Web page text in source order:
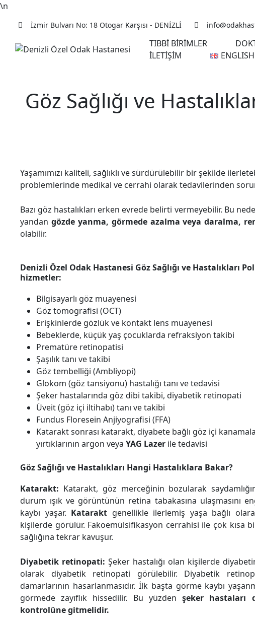
\n
İzmir Bulvarı No: 18 Otogar Karşısı - DENİZLİ
TIBBİ BİRİMLER
İLETİŞİM
ENGLISH
Göz Sağlığı ve
Yaşamımızı kaliteli, sağlıklı ve sürdürülebilir bir şekilde
problemlerinde medikal ve cerrahi olarak tedavilerinden
Bazı göz hastalıkları erken evrede belirti vermeyebilir. Bu
yandan gözde yanma, görmede azalma veya daralma,
olabilir.
Denizli Özel Odak Hastanesi Göz Sağlığı ve Hastalıkları
hizmetler:
Bilgisayarlı göz muayenesi
Göz tomografisi (OCT)
Erişkinlerde gözlük ve kontakt lens muayenesi
Bebeklerde, küçük yaş çocuklarda refraksiyon takibi
Prematüre retinopatisi
Şaşılık tanı ve takibi
Göz tembelliği (Ambliyopi)
Glokom (göz tansiyonu) hastalığı tanı ve tedavisi
Şeker hastalarında göz dibi takibi, diyabetik retinopati
Üveit (göz içi iltihabı) tanı ve takibi
Fundus Floresein Anjiyografisi (FFA)
Katarakt sonrası katarakt, diyabete bağlı göz içi
yırtıklarının argon veya YAG Lazer ile tedavisi
Göz Sağlığı ve Hastalıkları Hangi Hastalıklara Bakar?
Katarakt: Katarakt, göz merceğinin bozularak
durum ışık ve görüntünün retina tabakasına ulaşmasını
kaybı yaşar. Katarakt genellikle ilerlemiş yaşa bağlı
kişilerde görülür. Fakoemülsifikasyon cerrahisi ile çok kısa
sağlığına tekrar kavuşur.
Diyabetik retinopati: Şeker hastalığı olan kişilerde
olarak diyabetik retinopati görülebilir. Diyabetik
damarlarının hasarlanmasıdır. İlk başta görme kaybı
görmede zayıflık hissedilir. Bu yüzdenşeker hastaları
kontrolüne gitmelidir.